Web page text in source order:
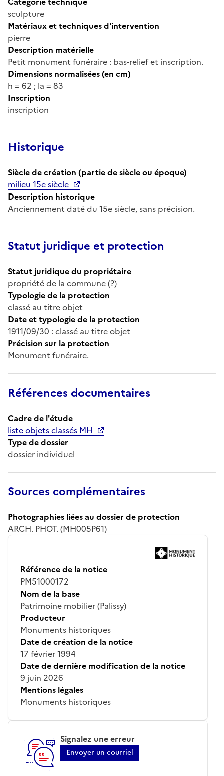
sculpture
Matériaux et techniques d'intervention
pierre
Description matérielle
Petit monument funéraire : bas-relief et inscription.
Dimensions normalisées (en cm)
h = 62 ; la = 83
Inscription
inscription
Historique
Siècle de création (partie de siècle ou époque)
milieu 15e siècle
Description historique
Anciennement daté du 15e siècle, sans précision.
Statut juridique et protection
Statut juridique du propriétaire
propriété de la commune (?)
Typologie de la protection
classé au titre objet
Date et typologie de la protection
1911/09/30 : classé au titre objet
Précision sur la protection
Monument funéraire.
Références documentaires
Cadre de l'étude
liste objets classés MH
Type de dossier
dossier individuel
Sources complémentaires
Photographies liées au dossier de protection
ARCH. PHOT. (MH005P61)
Référence de la notice
PM51000172
Nom de la base
Patrimoine mobilier (Palissy)
Producteur
Monuments historiques
Date de création de la notice
17 février 1994
Date de dernière modification de la notice
9 juin 2026
Mentions légales
Monuments historiques
Signalez une erreur
Envoyer un courriel